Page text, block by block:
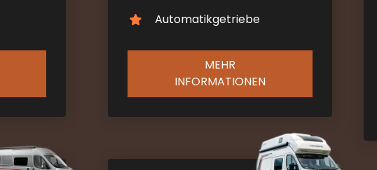
Automatikgetriebe
MEHR
INFORMATIONEN